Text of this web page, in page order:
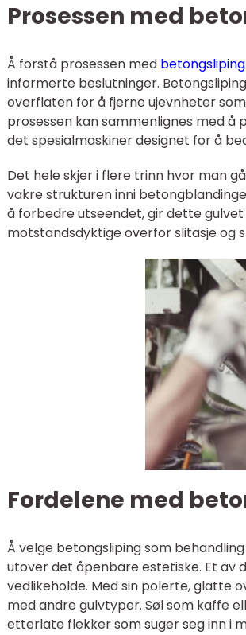
Prosessen med
Å forstå prosessen med
informerte beslutninger.
overflaten for å fjerne ujevnheter
prosessen kan sammenlignes med
det spesialmaskiner designet for å
Det hele skjer i flere trinn hvor man
vakre strukturen inni
å forbedre utseendet, gir dette
motstandsdyktige overfor slitasje og
Fordelene med
Å velge betongsliping som
utover det åpenbare estetiske. Et av
vedlikeholde. Med sin polerte, glatte
med andre gulvtyper. Søl som kaffe
etterlate flekker som suger seg inn i